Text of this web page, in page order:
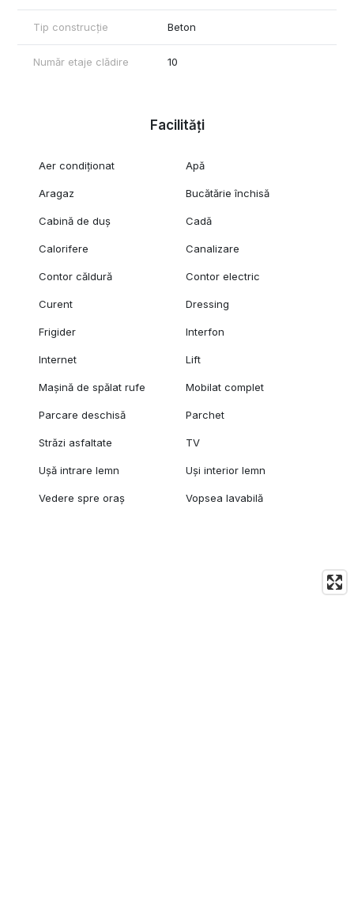
Tip construcție Beton
Număr etaje clădire 10
Facilități
Aer condiționat Apă
Aragaz Bucătărie închisă
Cabină de duș Cadă
Calorifere Canalizare
Contor căldură Contor electric
Curent Dressing
Frigider Interfon
Internet Lift
Mașină de spălat rufe Mobilat complet
Parcare deschisă Parchet
Străzi asfaltate TV
Ușă intrare lemn Uși interior lemn
Vedere spre oraș Vopsea lavabilă